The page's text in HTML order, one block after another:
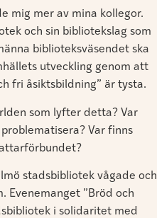
mig mer av mina kollegor.
och sin bibliotekslag som
biblioteksväsendet ska
utveckling genom att
fri åsiktsbildning” är tysta.
som lyfter detta? Var
Var finns
stadsbibliotek vågade och
Evenemanget ”Bröd och
i solidaritet med